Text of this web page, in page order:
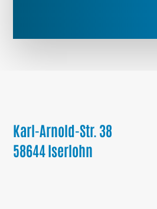
Karl-Arnold-Str. 38
58644 Iserlohn